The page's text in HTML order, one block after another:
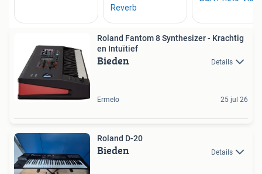
Roland Fantom 8 Synthesizer - Krachtig
en Intuïtief
Bieden Details
Ermelo 25 jul 26
Roland D-20
Bieden Details